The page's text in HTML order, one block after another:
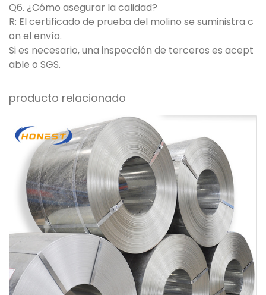
Q6. ¿Cómo asegurar la calidad?
R: El certificado de prueba del molino se suministra c
on el envío.
Si es necesario, una inspección de terceros es acept
able o SGS.
producto relacionado